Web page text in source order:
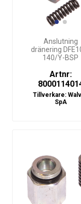
Anslutning
dränering
140/Y-BSP
Artnr:
Tillverkare:
SpA